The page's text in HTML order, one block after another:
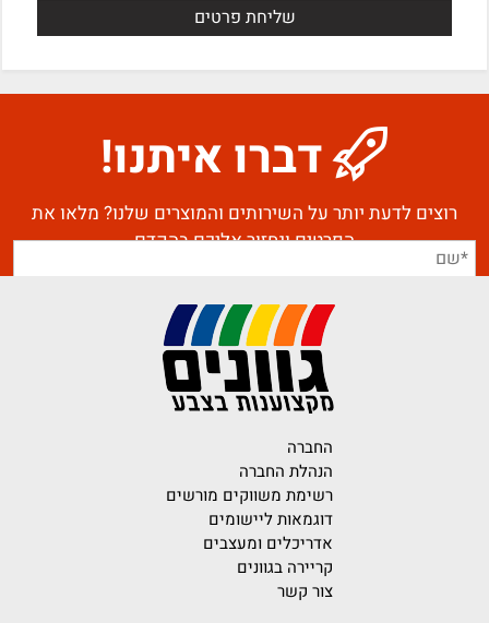
דברו איתנו!
רוצים לדעת יותר על השירותים והמוצרים שלנו? מלאו את
הפרטים ונחזור אליכם בהקדם
החברה
הנהלת החברה
רשימת משווקים מורשים
דוגמאות ליישומים
אדריכלים ומעצבים
קריירה בגוונים
צור קשר